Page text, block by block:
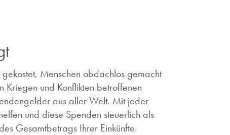
Menschen obdachlos gemacht
Kriegen und Konflikten betroffenen
aus aller Welt. Mit jeder
und diese Spenden steuerlich als
Gesamtbetrags Ihrer Einkünfte.